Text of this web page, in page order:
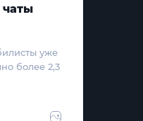
чаты
уже
более 2,3